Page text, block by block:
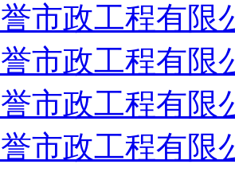
市政工程有限
市政工程有限
市政工程有限
市政工程有限